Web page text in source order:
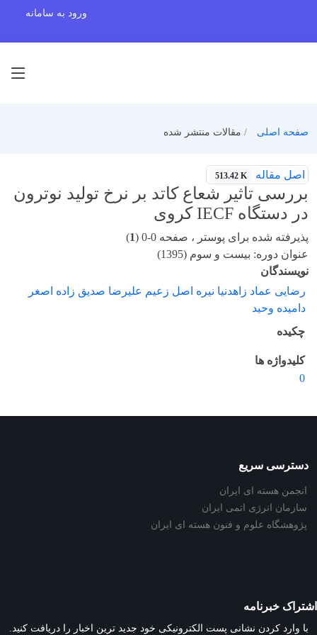
ورود به سامانه
صفحه اصلی مقالات منتشر شده
اصل مقاله 513.42 K
بررسی تاثیر شعاع کاتد بر نرخ تولید نوترون
در دستگاه IECF کروی
پذیرفته شده برای پوستر ، صفحه 0-0 ( 1
)
عنوان دوره: بیست و سوم (1395)
نویسندگان
رضایی عماد زاهدنیا نیره اصل زعیم علیرضا صدیق زاده اصغر
دامیده وحید
چکیده
کلیدواژه ها
0
دسترسی سریع
انجمن هسته ای ایران
سازمان انرژی اتمی ایران
پژوهشگاه علوم و فنون هسته ای ایران
اشتراک خبرنامه
با وارد کردن نشانی پست الکترونیکی خود جدید ترین اخبار را دریافت کنید.